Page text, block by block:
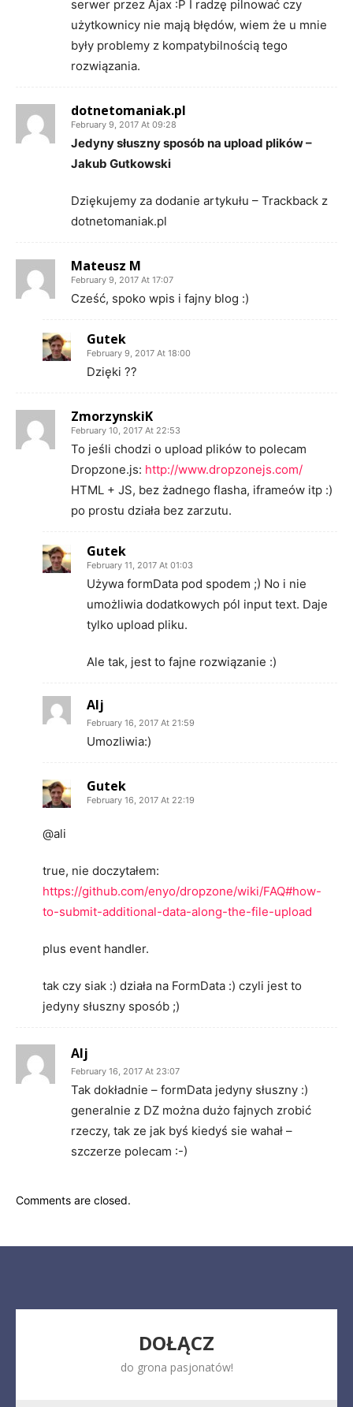
serwer przez Ajax :P I radzę pilnować czy
użytkownicy nie mają błędów, wiem że u mnie
były problemy z kompatybilnością tego
rozwiązania.
dotnetomaniak.pl
February 9, 2017 At 09:28
Jedyny słuszny sposób na upload plików –
Jakub Gutkowski
Dziękujemy za dodanie artykułu – Trackback z
dotnetomaniak.pl
Mateusz M
February 9, 2017 At 17:07
Cześć, spoko wpis i fajny blog :)
Gutek
February 9, 2017 At 18:00
Dzięki ??
ZmorzynskiK
February 10, 2017 At 22:53
To jeśli chodzi o upload plików to polecam
Dropzone.js: http://www.dropzonejs.com/
HTML + JS, bez żadnego flasha, iframeów itp :)
po prostu działa bez zarzutu.
Gutek
February 11, 2017 At 01:03
Używa formData pod spodem ;) No i nie
umożliwia dodatkowych pól input text. Daje
tylko upload pliku.
Ale tak, jest to fajne rozwiązanie :)
Alj
February 16, 2017 At 21:59
Umozliwia:)
Gutek
February 16, 2017 At 22:19
@ali
true, nie doczytałem:
https://github.com/enyo/dropzone/wiki/FAQ#how-
to-submit-additional-data-along-the-file-upload
plus event handler.
tak czy siak :) działa na FormData :) czyli jest to
jedyny słuszny sposób ;)
Alj
February 16, 2017 At 23:07
Tak dokładnie – formData jedyny słuszny :)
generalnie z DZ można dużo fajnych zrobić
rzeczy, tak ze jak byś kiedyś sie wahał –
szczerze polecam :-)
Comments are closed.
DOŁĄCZ
do grona pasjonatów!